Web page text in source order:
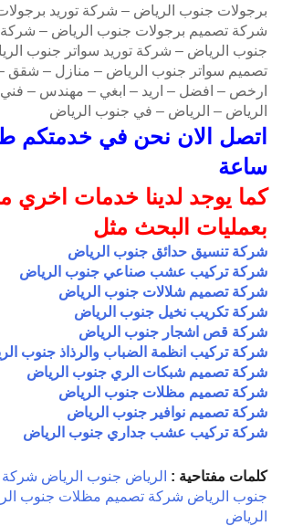
برجولات جنوب الرياض – شركة توريد
شركة تصميم برجولات جنوب الرياض – شركة
جنوب الرياض – شركة توريد سواتر جنوب
تصميم سواتر جنوب الرياض – منازل – شقق
ارخص – افضل – اريد – ابغي – مهندس –
الرياض – الرياض – في جنوب الرياض
ساعة
كما يوجد لدينا خدمات اخري
بعمليات البحث مثل
شركة تنسيق حدائق جنوب الرياض
شركة تركيب عشب صناعي جنوب الرياض
شركة تصميم شلالات جنوب الرياض
شركة تكريب نخيل جنوب الرياض
شركة قص اشجار جنوب الرياض
شركة تركيب انظمة الضباب والرذاذ جنوب
شركة تصميم شبكات الري جنوب الرياض
شركة تصميم مظلات جنوب الرياض
شركة تصميم نوافير جنوب الرياض
شركة تركيب عشب جداري جنوب الرياض
كلمات مفتاحية : الرياض جنوب الرياض شركة
جنوب الرياض شركة تصميم مظلات جنوب
الرياض